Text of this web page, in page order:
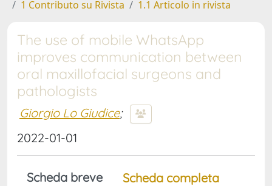
1 Contributo su Rivista
1.1 Articolo in rivista
The use of mobile WhatsApp
improves communication between
oral maxillofacial surgeons and
pathologists
Giorgio Lo Giudice;
2022-01-01
Scheda breve
Scheda completa